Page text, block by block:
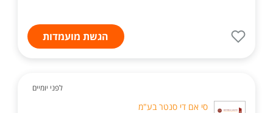
הגשת מועמדות
לפני יומיים
סי אם די סנטר בע"מ